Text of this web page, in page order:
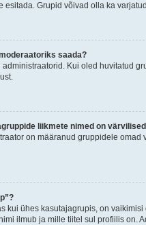
esitada. Grupid võivad olla ka
saada?
Kui oled huvitatud
liikmete nimed on
on määranud gruppidele omad
kui ühes kasutajagrupis, on vaikimisi
ilmub ja mille tiitel sul profiilis on.